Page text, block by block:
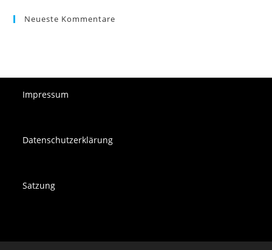
Neueste Kommentare
Impressum
Datenschutzerklärung
Satzung